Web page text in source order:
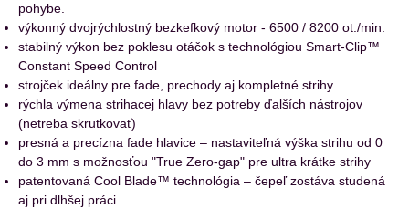
pohybe.
výkonný dvojrýchlostný bezkefkový motor - 6500 / 8200 ot./min.
stabilný výkon bez poklesu otáčok s technológiou Smart-Clip™
Constant Speed Control
strojček ideálny pre fade, prechody aj kompletné strihy
rýchla výmena strihacej hlavy bez potreby ďalších nástrojov
(netreba skrutkovať)
presná a precízna fade hlavice – nastaviteľná výška strihu od 0
do 3 mm s možnosťou "True Zero-gap" pre ultra krátke strihy
patentovaná Cool Blade™ technológia – čepeľ zostáva studená
aj pri dlhšej práci